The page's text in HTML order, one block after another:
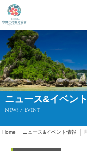
ニュース&イベン
News / Event
Home ニュース&イベント情報